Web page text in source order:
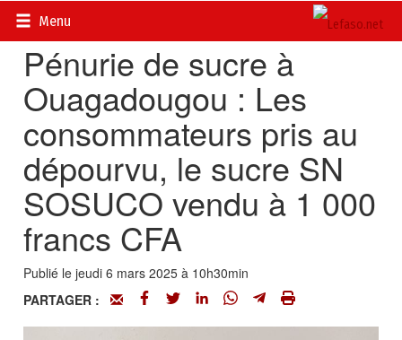
Menu
Accueil>
Pénurie de sucre à
Ouagadougou : Les
consommateurs pris au
dépourvu, le sucre SN
SOSUCO vendu à 1 000
francs CFA
Publié le jeudi 6 mars 2025 à 10h30min
PARTAGER :